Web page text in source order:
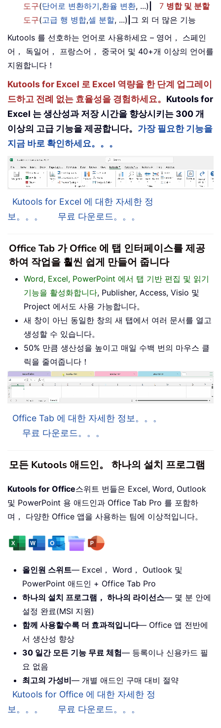
도구(단어로 변환하기,환율 변환, ...) 7 병합 및 분할
도구(고급 행 병합,셀 분할, ...) 그 외 더 많은 기능
Kutools 를 선호하는 언어로 사용하세요 – 영어， 스페인
어， 독일어， 프랑스어， 중국어 및 40+개 이상의 언어를
지원합니다！
Kutools for Excel 로 Excel 역량을 한 단계 업그레이
드하고 전례 없는 효율성을 경험하세요。 Kutools for
Excel 는 생산성과 저장 시간을 향상시키는 300 개
이상의 고급 기능을 제공합니다。 가장 필요한 기능을
지금 바로 확인하세요。。。
Kutools for Excel 에 대한 자세한 정
보。。。
무료 다운로드。。。
Office Tab 가 Office 에 탭 인터페이스를 제공
하여 작업을 훨씬 쉽게 만들어 줍니다
Word, Excel, PowerPoint 에서 탭 기반 편집 및 읽기
기능을 활성화합니다, Publisher, Access, Visio 및
Project 에서도 사용 가능합니다。
새 창이 아닌 동일한 창의 새 탭에서 여러 문서를 열고
생성할 수 있습니다。
50% 만큼 생산성을 높이고 매일 수백 번의 마우스 클
릭을 줄여줍니다！
Office Tab 에 대한 자세한 정보。。。
무료 다운로드。。。
모든 Kutools 애드인。 하나의 설치 프로그램
Kutools for Office스위트 번들은 Excel, Word, Outlook
및 PowerPoint 용 애드인과 Office Tab Pro 를 포함하
며， 다양한 Office 앱을 사용하는 팀에 이상적입니다。
올인원 스위트— Excel， Word， Outlook 및
PowerPoint 애드인 + Office Tab Pro
하나의 설치 프로그램， 하나의 라이선스— 몇 분 안에
설정 완료(MSI 지원)
함께 사용할수록 더 효과적입니다— Office 앱 전반에
서 생산성 향상
30 일간 모든 기능 무료 체험— 등록이나 신용카드 필
요 없음
최고의 가성비— 개별 애드인 구매 대비 절약
Kutools for Office 에 대한 자세한 정
보。。。
무료 다운로드。。。